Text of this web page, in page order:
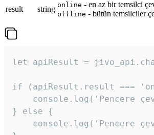
result
string online - en az bir temsilci
offline - bütün temsilciler
let apiResult =
if (apiResult.result ===
console.log('Pencere
} else {
console.log('Pencere